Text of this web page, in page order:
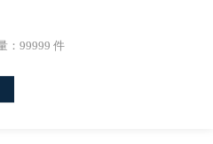
： 99999 件